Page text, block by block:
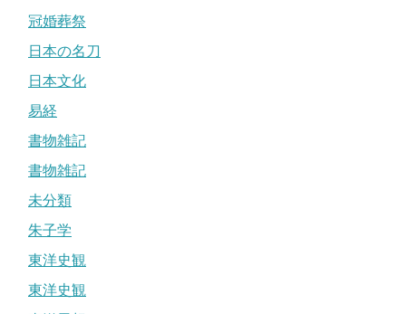
冠婚葬祭
日本の名刀
日本文化
易経
書物雑記
書物雑記
未分類
朱子学
東洋史観
東洋史観